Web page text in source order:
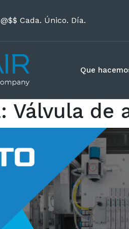
Cada. Único. Día.
Que
Válvula de